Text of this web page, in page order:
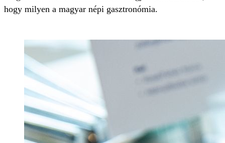
hogy milyen a magyar népi gasztronómia.